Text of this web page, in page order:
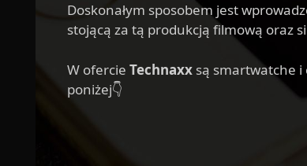
Doskonałym sposobem jest
stojącą za tą produkcją filmową oraz
W ofercie Technaxxsą smartwatche i
poniżej👇